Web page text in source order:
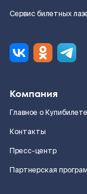
Сервис билетных
Компания
Главное о Купибилете
Контакты
Пресс-центр
Партнерская